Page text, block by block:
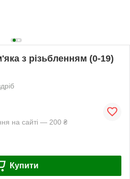
з різьбленням (0-19)
на сайті — 200 ₴
Купити